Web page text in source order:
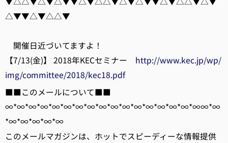
△▼▼△▼△△▼
開催日近づいてますよ！
【7/13(金)】 2018年KECセミナー http://www.kec.jp/wp/
img/committee/2018/kec18.pdf
■■このメールについて■■
∞*∞*∞*∞*∞*∞*∞*∞*∞*∞*∞*∞*∞*∞*∞*∞*∞∞*∞
*∞*∞*∞*∞*∞
このメールマガジンは、ホットでスピーディーな情報提供